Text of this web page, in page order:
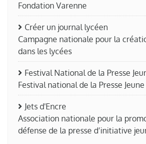
Fondation Varenne
Créer un journal lycéen
Campagne nationale pour la
dans les lycées
Festival National de la Presse
Festival national de la Presse Jeune
Jets d'Encre
Association nationale pour la
défense de la presse d’initiative